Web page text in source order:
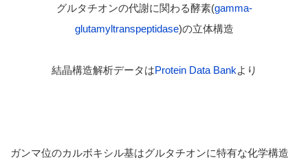
グルタチオンの代謝に関わる酵素(gamma-
glutamyltranspeptidase)の立体構造
結晶構造解析データはProtein Data Bankより
ガンマ位のカルボキシル基はグルタチオンに特有な化学構造